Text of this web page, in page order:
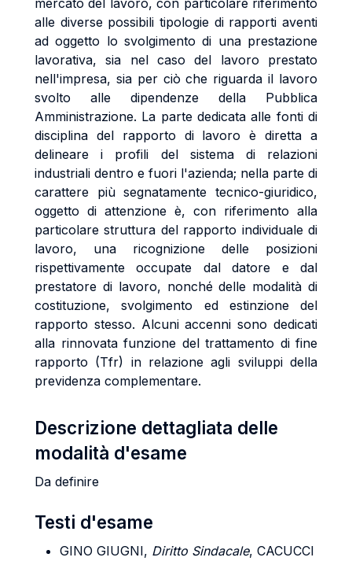
mercato del lavoro, con particolare riferimento
alle diverse possibili tipologie di rapporti aventi
ad oggetto lo svolgimento di una prestazione
lavorativa, sia nel caso del lavoro prestato
nell'impresa, sia per ciò che riguarda il lavoro
svolto alle dipendenze della Pubblica
Amministrazione. La parte dedicata alle fonti di
disciplina del rapporto di lavoro è diretta a
delineare i profili del sistema di relazioni
industriali dentro e fuori l'azienda; nella parte di
carattere più segnatamente tecnico-giuridico,
oggetto di attenzione è, con riferimento alla
particolare struttura del rapporto individuale di
lavoro, una ricognizione delle posizioni
rispettivamente occupate dal datore e dal
prestatore di lavoro, nonché delle modalità di
costituzione, svolgimento ed estinzione del
rapporto stesso. Alcuni accenni sono dedicati
alla rinnovata funzione del trattamento di fine
rapporto (Tfr) in relazione agli sviluppi della
previdenza complementare.
Descrizione dettagliata delle
modalità d'esame
Da definire
Testi d'esame
GINO GIUGNI, Diritto Sindacale, CACUCCI